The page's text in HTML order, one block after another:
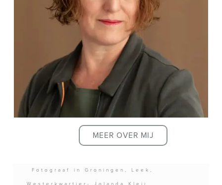
MEER OVER MIJ
Fotograaf in Groningen, Leek,